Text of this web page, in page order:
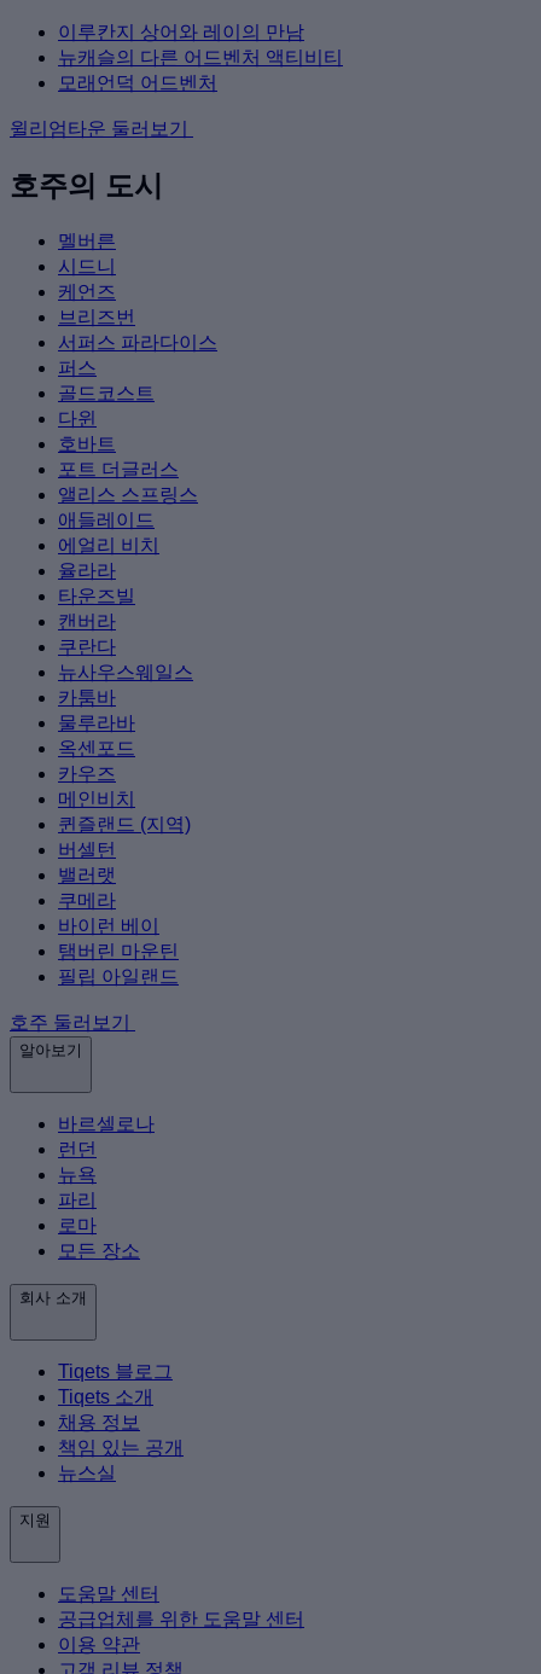
이루칸지 상어와 레이의 만남
뉴캐슬의 다른 어드벤처 액티비티
모래언덕 어드벤처
윌리엄타운 둘러보기
호주의 도시
멜버른
시드니
케언즈
브리즈번
서퍼스 파라다이스
퍼스
골드코스트
다윈
호바트
포트 더글러스
앨리스 스프링스
애들레이드
에얼리 비치
율라라
타운즈빌
캔버라
쿠란다
뉴사우스웨일스
카툼바
물루라바
옥센포드
카우즈
메인비치
퀸즐랜드 (지역)
버셀턴
밸러랫
쿠메라
바이런 베이
탬버린 마운틴
필립 아일랜드
호주 둘러보기
알아보기
바르셀로나
런던
뉴욕
파리
로마
모든 장소
회사 소개
Tiqets 블로그
Tiqets 소개
채용 정보
책임 있는 공개
뉴스실
지원
도움말 센터
공급업체를 위한 도움말 센터
이용 약관